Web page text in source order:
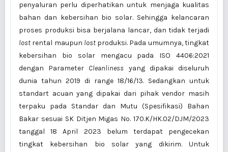
penyaluran perlu diperhatikan untuk menjaga kualitas
bahan dan kebersihan bio solar. Sehingga kelancaran
proses produksi bisa berjalana lancar, dan tidak terjadi
lost rental maupun lostproduksi. Pada umumnya, tingkat
kebersihan bio solar mengacu pada ISO 4406:2021
dengan Parameter Cleanliness yang dipakai diseluruh
dunia tahun 2019 di range 18/16/13. Sedangkan untuk
standart acuan yang dipakai dari pihak vendor masih
terpaku pada Standar dan Mutu (Spesifikasi) Bahan
Bakar sesuai SK Ditjen Migas No. 170.K/HK.02/DJM/2023
tanggal 18 April 2023 belum terdapat pengecekan
tingkat kebersihan bio solar yang dikirim. Untuk